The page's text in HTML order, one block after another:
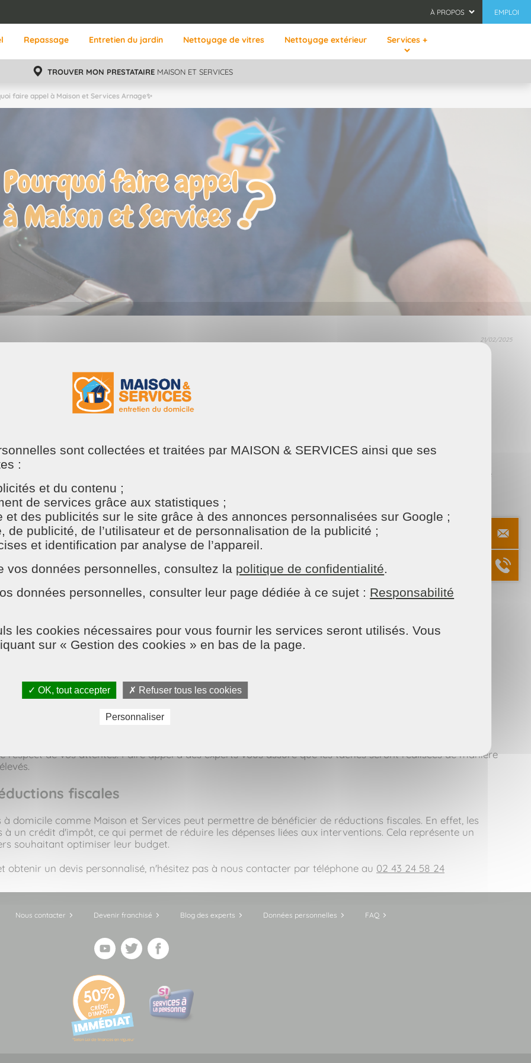
À PROPOS EMPLOI
Repassage Entretien du jardin Nettoyage de vitres Nettoyage extérieur Services +
TROUVER MON PRESTATAIRE MAISON ET SERVICES
faire appel à Maison et Services Arnage✨
21/02/2025
et Services Arnage✨
et Services Arnage ?
les prestations de services à domicile, offrant une large gamme de services pour améliorer la qualité
Que ce soit pour le ménage, le repassage, faire appel à Maison et Services Arnage présente de
d'esprit
difficile de jongler entre travail, tâches ménagères, obligations familiales et loisirs. Faire appel à
quotidiennes à des professionnels qualifiés, libérant ainsi du temps pour vous concentrer sur des
une tranquillité d'esprit en sachant que les tâches sont effectuées de manière régulière et
adaptés aux besoins spécifiques de chaque client. Que vous ayez besoin d’un ménage ponctuel
de votre domicile, les prestations sont modulables en fonction de vos exigences. Vous pouvez
à accomplir, assurant ainsi une flexibilité totale.
et qualifiés
de professionnels formés et expérimentés. Cela garantit un travail de qualité, conforme aux
respect de vos attentes. Faire appel à des experts vous assure que les tâches seront réalisées de manière
fiscales
domicile comme Maison et Services peut permettre de bénéficier de réductions fiscales. En effet, les
un crédit d'impôt, ce qui permet de réduire les dépenses liées aux interventions. Cela représente un
souhaitant optimiser leur budget.
obtenir un devis personnalisé, n'hésitez pas à nous contacter par téléphone au 02 43 24 58 24
Nous contacter Devenir franchisé Blog des experts Données personnelles FAQ
sont collectées et traitées par MAISON & SERVICES ainsi que ses
:
et du contenu ;
de services grâce aux statistiques ;
et des publicités sur le site grâce à des annonces personnalisées sur Google ;
de publicité, de l’utilisateur et de personnalisation de la publicité ;
et identification par analyse de l’appareil.
vos données personnelles, consultez la politique de confidentialité
données personnelles, consulter leur page dédiée à ce sujet : Responsabilité
les cookies nécessaires pour vous fournir les services seront utilisés. Vous
sur « Gestion des cookies » en bas de la page.
✓ OK, tout accepter ✗ Refuser tous les cookies
Personnaliser